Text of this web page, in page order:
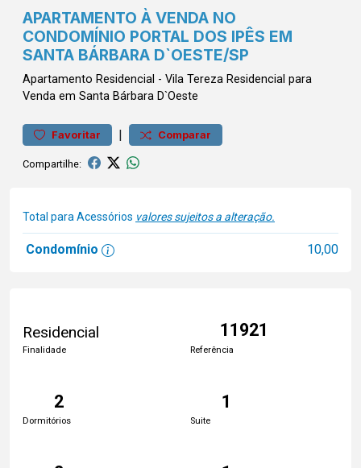
APARTAMENTO À VENDA NO
CONDOMÍNIO PORTAL DOS IPÊS EM
SANTA BÁRBARA D`OESTE/SP
Apartamento Residencial - Vila Tereza Residencial para
Venda em Santa Bárbara D`Oeste
Favoritar | Comparar
Compartilhe:
Total para Acessórios valores sujeitos a alteração.
Condomínio 10,00
Residencial
Finalidade
11921
Referência
2
Dormitórios
1
Suite